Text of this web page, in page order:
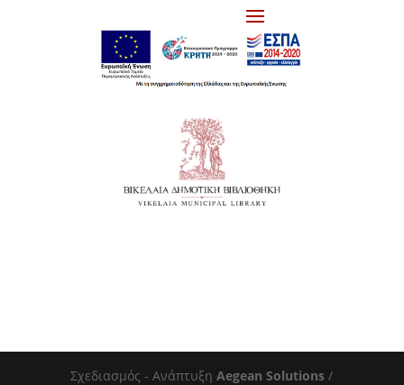
Σχεδιασμός - ΑνάπτυξηAegean Solutions /